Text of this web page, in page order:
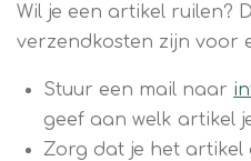
Wil je een artikel ruilen?
verzendkosten zijn voor
Stuur een mail naar
geef aan welk artikel
Zorg dat je het